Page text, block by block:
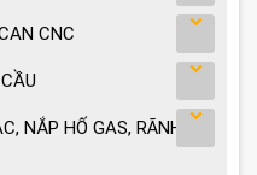
CNC
NẮP HỐ GAS, RÃNH